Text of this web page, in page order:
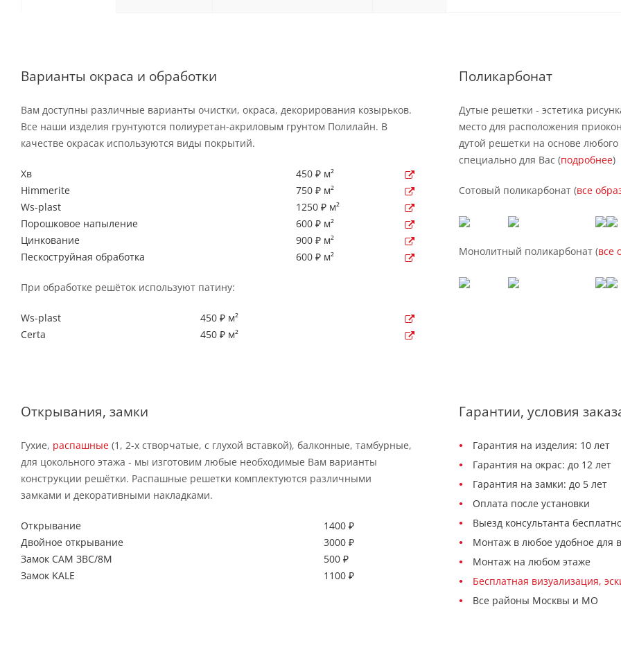
Варианты окраса и обработки
Вам доступны различные варианты очистки, окраса, декорирования козырьков.
Все наши изделия грунтуются полиуретан-акриловым грунтом Полилайн. В
качестве окрасак используются виды покрытий.
Хв
450 ₽ м²
Himmerite
750 ₽ м²
Ws-plast
1250 ₽ м²
Порошковое напыление
600 ₽ м²
Цинкование
900 ₽ м²
Пескоструйная обработка
600 ₽ м²
При обработке решёток используют патину:
Ws-plast
450 ₽ м²
Certa
450 ₽ м²
Поликарбонат
Дутые решетки - эстетика
место для расположения
дутой решетки на основе
специально для Вас (подробнее)
Сотовый поликарбонат (все
Монолитный поликарбонат (все
Открывания, замки
Гухие, распашные (1, 2-х створчатые, с глухой вставкой), балконные, тамбурные,
для цокольного этажа - мы изготовим любые необходимые Вам варианты
конструкции решётки. Распашные решетки комплектуются различными
замками и декоративными накладками.
Открывание
1400 ₽
Двойное открывание
3000 ₽
Замок САМ ЗВС/8М
500 ₽
Замок KALE
1100 ₽
Гарантии, условия
Гарантия на изделия: 10 лет
Гарантия на окрас: до 12 лет
Гарантия на замки: до 5 лет
Оплата после установки
Выезд консультанта
Монтаж в любое удобное для
Монтаж на любом этаже
Бесплатная визуализация,
Все районы Москвы и МО